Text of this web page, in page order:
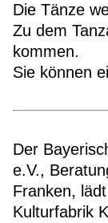
Die Tänze
Zu dem
kommen.
Sie können
Der
e.V.,
Franken,
Kulturfabrik